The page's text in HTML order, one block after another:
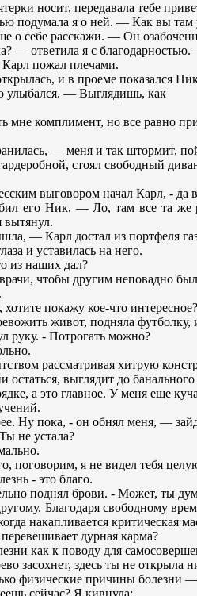
носит, передавала тебе
подумала я о ней. — Как вы там
о себе расскажи. — Он
— ответила я с
пожал плечами.
и в проеме показался
— Выглядишь, как
мне комплимент, но все равно
— меня и так штормит,
стоял свободный
выговором начал Карл, - да
его Ник, — Ло, там все та же
вытянул.
— Карл достал из портфеля
и уставилась на него.
из наших дал?
чтобы другим неповадно
покажу кое-что
живот, подняла футболку,
руку. - Потрогать можно?
рассматривая хитрую
остаться, выглядит до
а это главное. У меня еще
Ну пока, - он обнял меня, —
не устала?
поговорим, я не видел тебя
- это благо.
поднял брови. - Может, ты
Благодаря свободному
накапливается критическая
дурная карма?
как к поводу для
засохнет, здесь ты не открыла
физические причины болезни —
сейчас? Я кивнула: